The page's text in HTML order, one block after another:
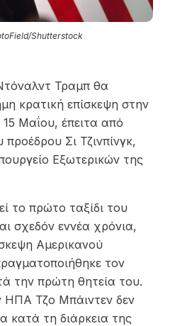
Shutterstock
Τραμπ θα
κρατική επίσκεψη στην
15 Μαΐου, έπειτα από
Σι Τζινπίνγκ,
Εξωτερικών της
το πρώτο ταξίδι του
σχεδόν εννέα χρόνια,
Αμερικανού
τον
την πρώτη θητεία του.
Τζο Μπάιντεν δεν
κατά τη διάρκεια της